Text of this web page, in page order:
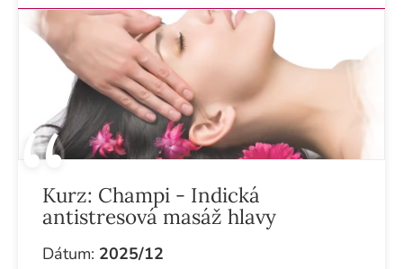
Kurz: Champi - Indická
antistresová masáž hlavy
Dátum: 2025/12